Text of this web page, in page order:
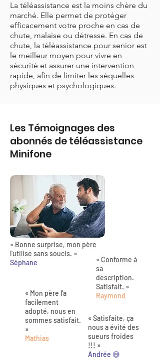
La téléassistance est la moins chère du
marché. Elle permet de protéger
efficacement votre proche en cas de
chute, malaise ou détresse. En cas de
chute, la téléassistance pour senior est
le meilleur moyen pour vivre en
sécurité et assurer une intervention
rapide, afin de limiter les séquelles
physiques et psychologiques.
Les Témoignages des
abonnés de téléassistance
Minifone
« Bonne surprise, mon père
l'utilise sans soucis. »
Séphane
« Mon père l'a
facilement
adopté, nous en
sommes satisfait.
»
Mathias
« Conforme à
sa
description.
Satisfait. »
Raymond
« Satisfaite, ça
nous a évité des
sueurs froides
!!! »
Andrée 😅